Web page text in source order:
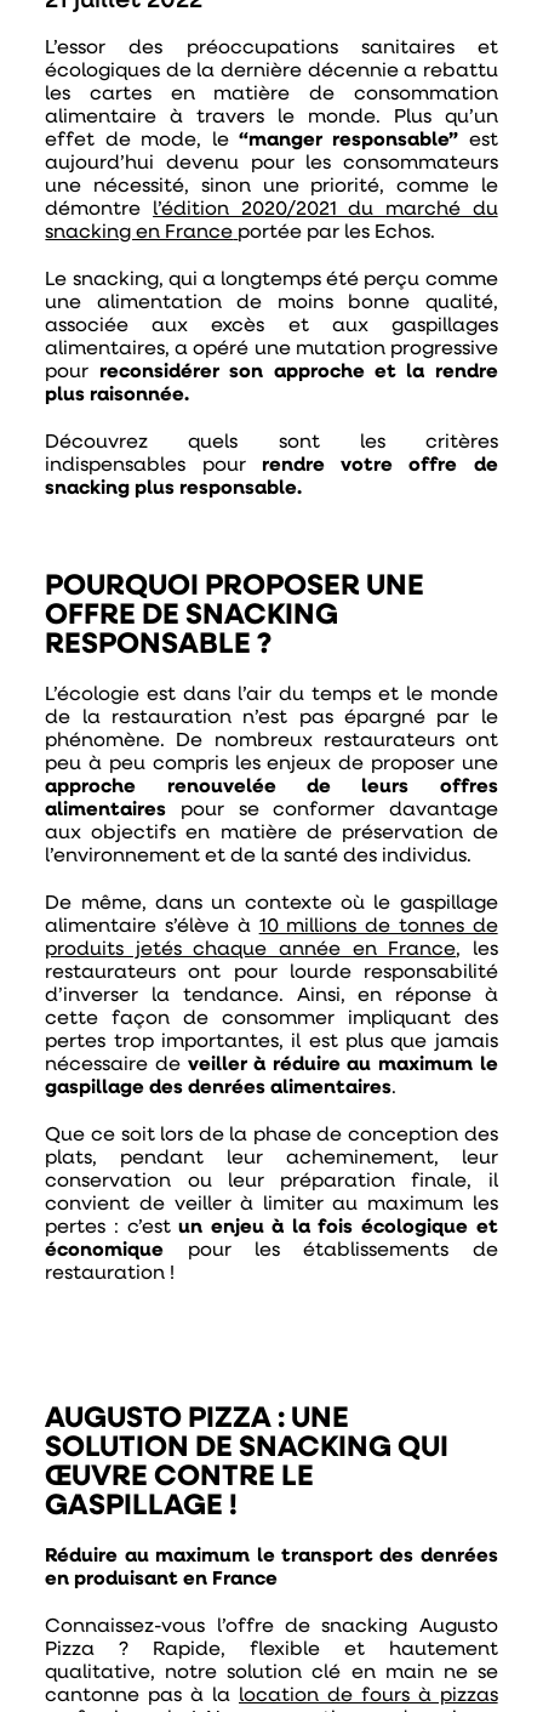
L’essor des préoccupations sanitaires et
écologiques de la dernière décennie a rebattu
les cartes en matière de consommation
alimentaire à travers le monde. Plus qu’un
effet de mode, le “manger responsable” est
aujourd’hui devenu pour les consommateurs
une nécessité, sinon une priorité, comme le
démontre l’édition 2020/2021 du marché du
snacking en France portée par les Echos.
Le snacking, qui a longtemps été perçu comme
une alimentation de moins bonne qualité,
associée aux excès et aux gaspillages
alimentaires, a opéré une mutation progressive
pour reconsidérer son approche et la rendre
plus raisonnée.
Découvrez quels sont les critères
indispensables pourrendre votre offre de
snacking plus responsable.
POURQUOI PROPOSER UNE
OFFRE DE SNACKING
RESPONSABLE ?
L’écologie est dans l’air du temps et le monde
de la restauration n’est pas épargné par le
phénomène. De nombreux restaurateurs ont
peu à peu compris les enjeux de proposer une
approche renouvelée de leurs offres
alimentaires pour se conformer davantage
aux objectifs en matière de préservation de
l’environnement et de la santé des individus.
De même, dans un contexte où le gaspillage
alimentaire s’élève à 10 millions de tonnes de
produits jetés chaque année en France, les
restaurateurs ont pour lourde responsabilité
d’inverser la tendance. Ainsi, en réponse à
cette façon de consommer impliquant des
pertes trop importantes, il est plus que jamais
nécessaire de veiller à réduire au maximum le
gaspillage des denrées alimentaires.
Que ce soit lors de la phase de conception des
plats, pendant leur acheminement, leur
conservation ou leur préparation finale, il
convient de veiller à limiter au maximum les
pertes : c’estun enjeu à la fois écologique et
économique pour les établissements de
restauration !
AUGUSTO PIZZA : UNE
SOLUTION DE SNACKING QUI
ŒUVRE CONTRE LE
GASPILLAGE !
Réduire au maximum le transport des denrées
en produisant en France
Connaissez-vous l’offre de snacking Augusto
Pizza ? Rapide, flexible et hautement
qualitative, notre solution clé en main ne se
cantonne pas à la location de fours à pizzas